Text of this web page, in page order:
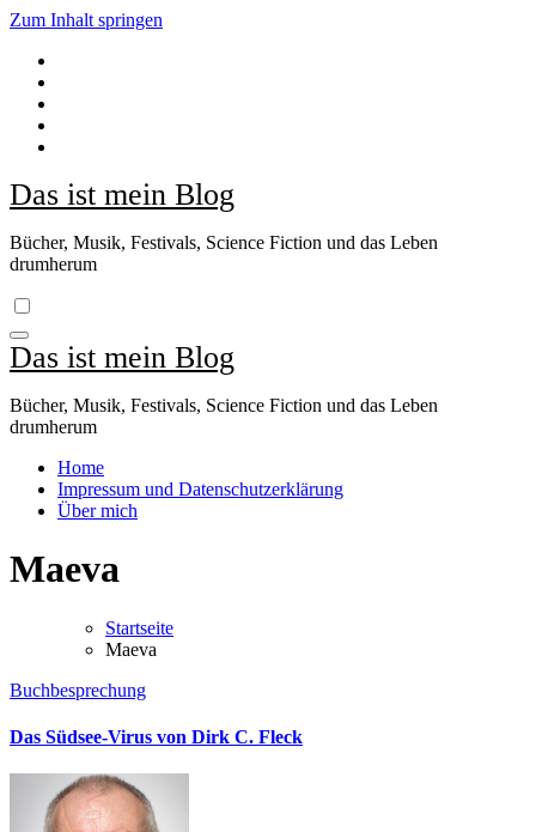
Zum Inhalt springen
Das ist mein Blog
Bücher, Musik, Festivals, Science Fiction und das Leben
drumherum
Das ist mein Blog
Bücher, Musik, Festivals, Science Fiction und das Leben
drumherum
Home
Impressum und Datenschutzerklärung
Über mich
Maeva
Startseite
Maeva
Buchbesprechung
Das Südsee-Virus von Dirk C. Fleck